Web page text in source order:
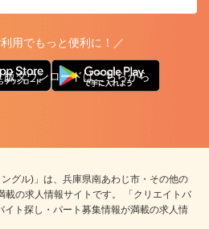
用でもっと便利に！／
版ダウンロードはこちらから
ングル)」は、兵庫県南あわじ市・その他の
載の求人情報サイトです。 「クリエイトバ
イト探し・パート募集情報が満載の求人情